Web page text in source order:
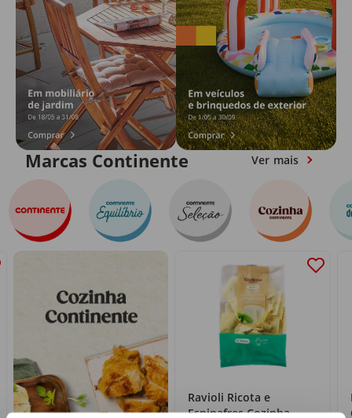
Marcas Continente Ver mais
Ravioli Ricota e
Espinafres Cozinha